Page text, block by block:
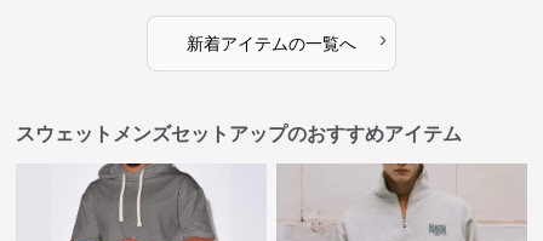
新着アイテムの一覧へ ›
スウェットメンズセットアップのおすすめアイテム